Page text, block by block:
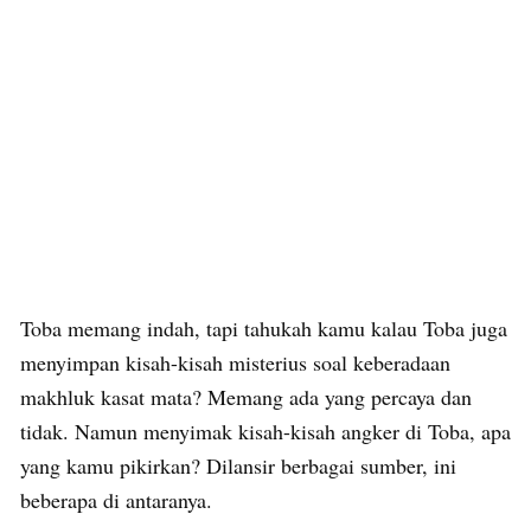
Toba memang indah, tapi tahukah kamu kalau Toba juga
menyimpan kisah-kisah misterius soal keberadaan
makhluk kasat mata? Memang ada yang percaya dan
tidak. Namun menyimak kisah-kisah angker di Toba, apa
yang kamu pikirkan? Dilansir berbagai sumber, ini
beberapa di antaranya.